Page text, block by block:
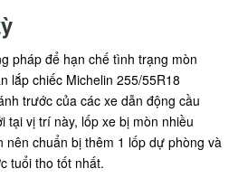
pháp để hạn chế tình trạng mòn
lắp chiếc Michelin 255/55R18
trước của các xe dẫn động cầu
tại vị trí này, lốp xe bị mòn nhiều
nên chuẩn bị thêm 1 lốp dự phòng và
tuổi tho tốt nhất.